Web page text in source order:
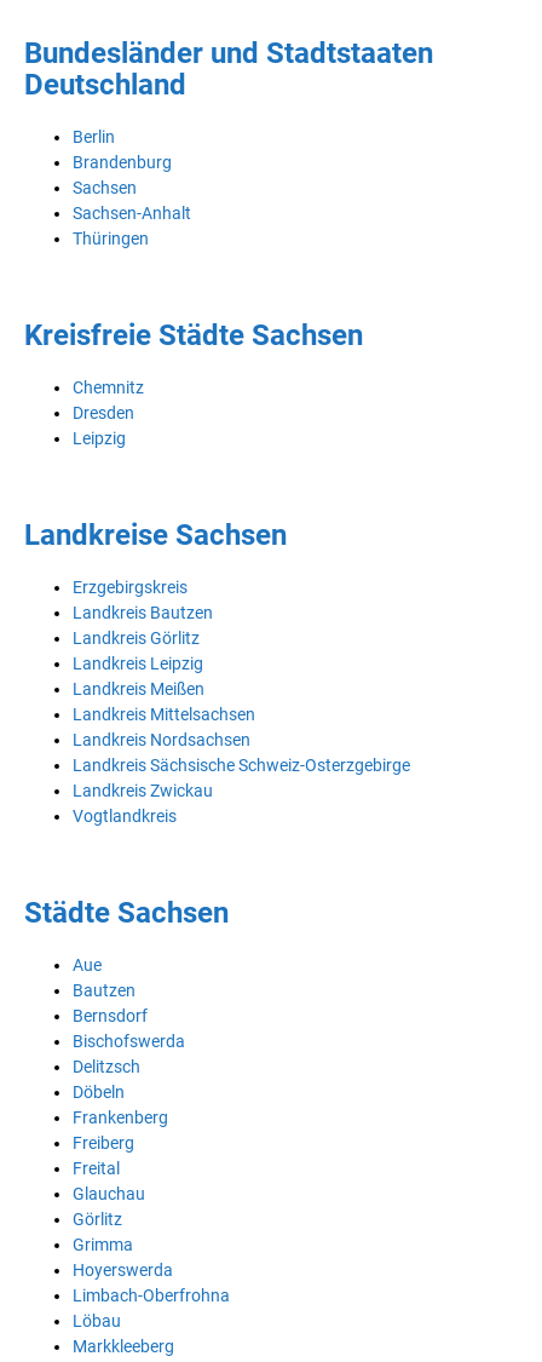
Bundesländer und Stadtstaaten
Deutschland
Berlin
Brandenburg
Sachsen
Sachsen-Anhalt
Thüringen
Kreisfreie Städte Sachsen
Chemnitz
Dresden
Leipzig
Landkreise Sachsen
Erzgebirgskreis
Landkreis Bautzen
Landkreis Görlitz
Landkreis Leipzig
Landkreis Meißen
Landkreis Mittelsachsen
Landkreis Nordsachsen
Landkreis Sächsische Schweiz-Osterzgebirge
Landkreis Zwickau
Vogtlandkreis
Städte Sachsen
Aue
Bautzen
Bernsdorf
Bischofswerda
Delitzsch
Döbeln
Frankenberg
Freiberg
Freital
Glauchau
Görlitz
Grimma
Hoyerswerda
Limbach-Oberfrohna
Löbau
Markkleeberg